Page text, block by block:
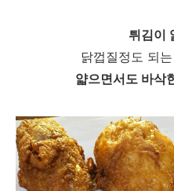
튀김이
닭껍질정도 되
얇으면서도 바삭